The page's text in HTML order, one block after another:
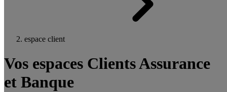
espace client
Vos espaces Clients Assurance
et Banque